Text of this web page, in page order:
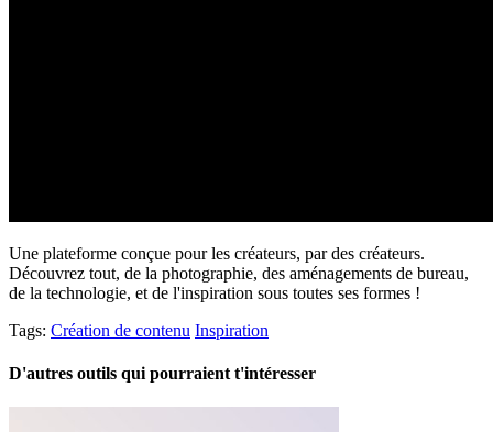
Une plateforme conçue pour les créateurs, par des créateurs.
Découvrez tout, de la photographie, des aménagements de bureau,
de la technologie, et de l'inspiration sous toutes ses formes !
Tags: Création de contenu Inspiration
D'autres outils qui pourraient t'intéresser